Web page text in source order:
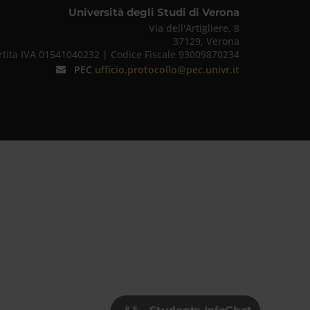
Università degli Studi di Verona
Via dell'Artigliere, 8
37129, Verona
IVA 01541040232 | Codice Fiscale 93009870234
PEC ufficio.protocollo@pec.univr.it